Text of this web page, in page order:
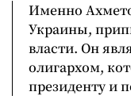
Именно
Украины,
власти. Он
олигархом,
президенту и